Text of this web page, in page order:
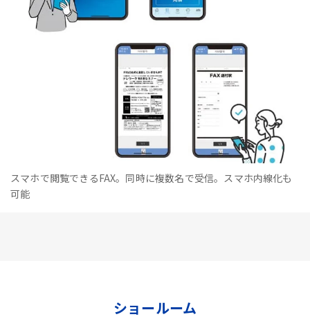
スマホで閲覧できるFAX。同時に複数名で受信。スマホ内線化も
可能
ショールーム